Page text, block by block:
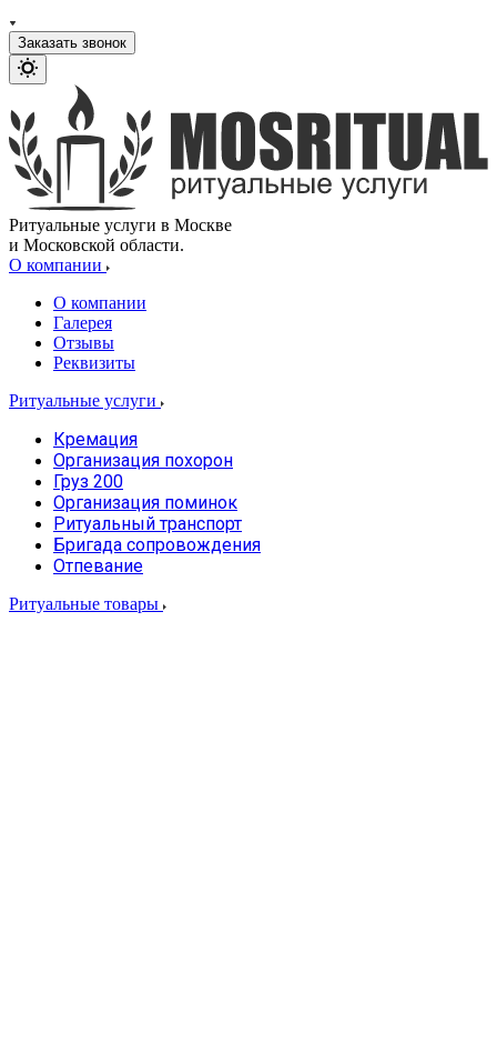
Заказать звонок
Ритуальные услуги в Москве
и Московской области.
О компании
О компании
Галерея
Отзывы
Реквизиты
Ритуальные услуги
Кремация
Организация похорон
Груз 200
Организация поминок
Ритуальный транспорт
Бригада сопровождения
Отпевание
Ритуальные товары